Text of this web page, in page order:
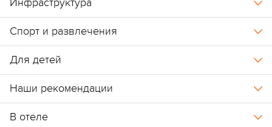
Инфраструктура
Спорт и развлечения
Для детей
Наши рекомендации
В отеле